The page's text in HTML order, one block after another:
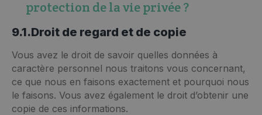
protection de la vie privée ?
9.1.Droit de regard et de copie
Vous avez le droit de savoir quelles données à
caractère personnel nous traitons vous concernant,
ce que nous en faisons exactement et pourquoi nous
le faisons. Vous avez également le droit d’obtenir une
copie de ces informations.